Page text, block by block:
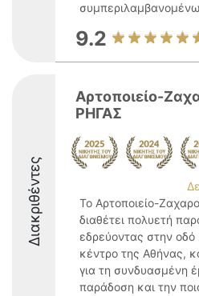
9.2
Διακριθέντες
Αρτοποιείο-
ΡΗΓΑΣ
Το Αρτοποιείο-
διαθέτει πολυετή
εδρεύοντας στην
κέντρο της Αθήνας,
για τη συνδυασμένη
παράδοση και την